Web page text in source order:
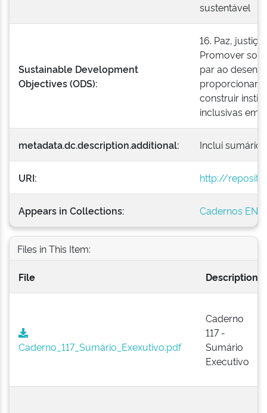
sustentável
Sustainable Development
Objectives (ODS):
16. Paz,
Promover
par ao
proporcionar
construir
inclusivas em
metadata.dc.description.additional: Inclui sumário
URI: http://
Appears in Collections: Cadernos
Files in This Item:
File Description
Caderno_117_Sumário_Exexutivo.pdf
Caderno
117 -
Sumário
Executivo